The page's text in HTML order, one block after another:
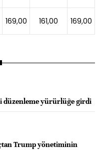
169,00 161,00 169,00
düzenleme yürürlüğe girdi
Trump yönetiminin